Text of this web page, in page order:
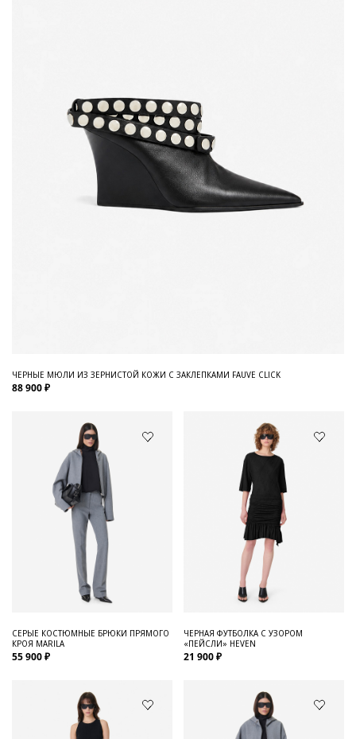
ЧЕРНЫЕ МЮЛИ ИЗ ЗЕРНИСТОЙ КОЖИ С ЗАКЛЕПКАМИ FAUVE CLICK
88 900 ₽
СЕРЫЕ КОСТЮМНЫЕ БРЮКИ ПРЯМОГО
КРОЯ MARILA
55 900 ₽
ЧЕРНАЯ ФУТБОЛКА С УЗОРОМ
«ПЕЙСЛИ» HEVEN
21 900 ₽